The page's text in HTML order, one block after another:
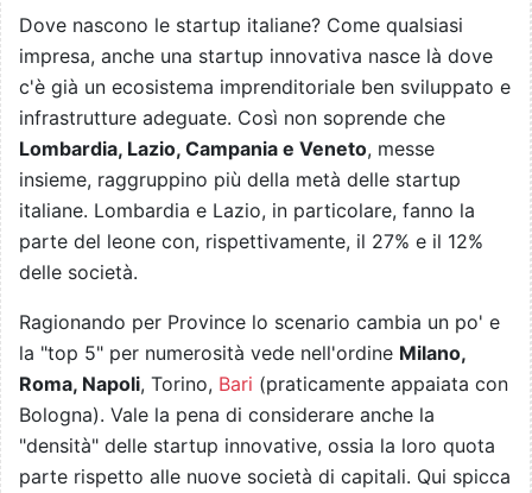
Dove nascono le startup italiane? Come qualsiasi
impresa, anche una startup innovativa nasce là dove
c'è già un ecosistema imprenditoriale ben sviluppato e
infrastrutture adeguate. Così non soprende che
Lombardia, Lazio, Campania e Veneto, messe
insieme, raggruppino più della metà delle startup
italiane. Lombardia e Lazio, in particolare, fanno la
parte del leone con, rispettivamente, il 27% e il 12%
delle società.
Ragionando per Province lo scenario cambia un po' e
la "top 5" per numerosità vede nell'ordine Milano,
Roma, Napoli, Torino, Bari (praticamente appaiata con
Bologna). Vale la pena di considerare anche la
"densità" delle startup innovative, ossia la loro quota
parte rispetto alle nuove società di capitali. Qui spicca